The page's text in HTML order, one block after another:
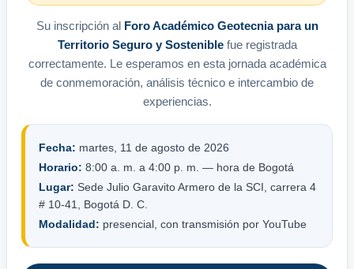
Su inscripción al Foro Académico Geotecnia para un
Territorio Seguro y Sosteniblefue registrada
correctamente. Le esperamos en esta jornada académica
de conmemoración, análisis técnico e intercambio de
experiencias.
Fecha: martes, 11 de agosto de 2026
Horario: 8:00 a. m. a 4:00 p. m. — hora de Bogotá
Lugar: Sede Julio Garavito Armero de la SCI, carrera 4
# 10-41, Bogotá D. C.
Modalidad: presencial, con transmisión por YouTube